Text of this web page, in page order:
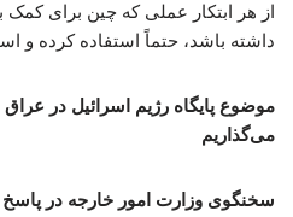
از هر ابتکار عملی که چین برای
داشته باشد، حتماً استفاده کرده و
موضوع پایگاه رژیم اسرائیل در
می‌گذاریم
سخنگوی وزارت امور خارجه در